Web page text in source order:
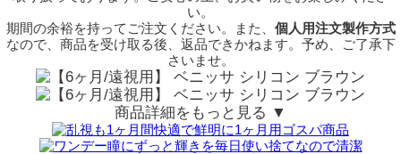
い。
期間の余裕を持ってご注文ください。また、 個人用注文製作方式
なので、商品を受け取る後、返品できかねます。予め、ご了承下
さいませ。
商品詳細をもっと見る ▼